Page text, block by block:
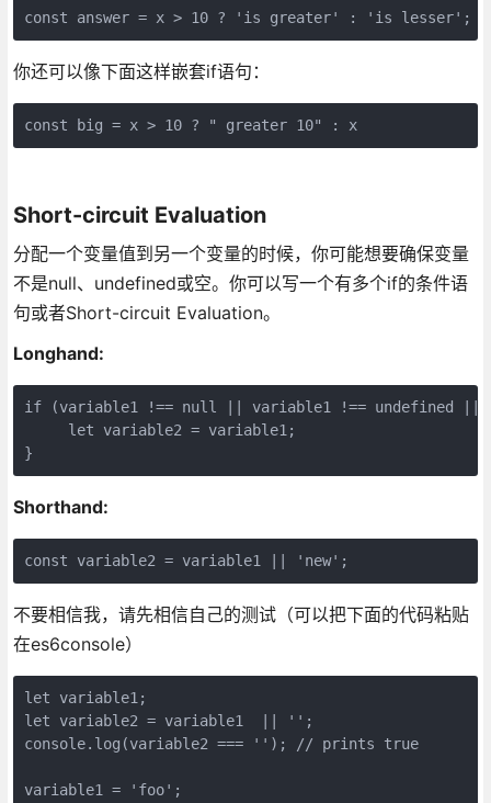
const answer = x > 10 ? 'is greater' : 'is lesser';
你还可以像下面这样嵌套if语句：
const big = x > 10 ? " greater 10" : x
Short-circuit Evaluation
分配一个变量值到另一个变量的时候，你可能想要确保变量
不是null、undefined或空。你可以写一个有多个if的条件语
句或者Short-circuit Evaluation。
Longhand:
if (variable1 !== null || variable1 !== undefined
     let variable2 = variable1;
}
Shorthand:
const variable2 = variable1 || 'new';
不要相信我，请先相信自己的测试（可以把下面的代码粘贴
在es6console）
let variable1;
let variable2 = variable1  || '';
console.log(variable2 === ''); // prints true
variable1 = 'foo';